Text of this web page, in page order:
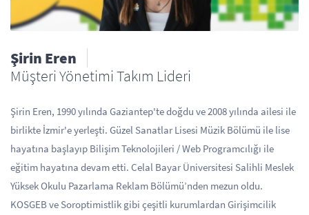
Şirin Eren
Müşteri Yönetimi Takım Lideri
Şirin Eren, 1990 yılında Gaziantep'te doğdu ve 2008 yılında ailesi ile
birlikte İzmir'e yerleşti. Güzel Sanatlar Lisesi Müzik Bölümü ile lise
hayatına başlayıp Bilişim Teknolojileri / Web Programcılığı ile
eğitim hayatına devam etti. Celal Bayar Üniversitesi Salihli Meslek
Yüksek Okulu Pazarlama Reklam Bölümü’nden mezun oldu.
KOSGEB ve Soroptimistlik gibi çeşitli kurumlardan Girişimcilik